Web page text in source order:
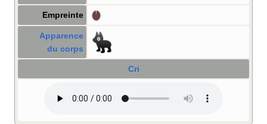
Empreinte
Apparence
du corps
Cri